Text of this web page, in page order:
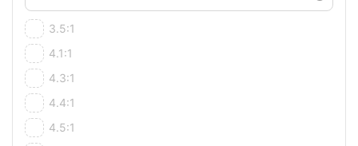
Apex SW
3.5:1
4.1:1
4.3:1
4.4:1
4.5:1